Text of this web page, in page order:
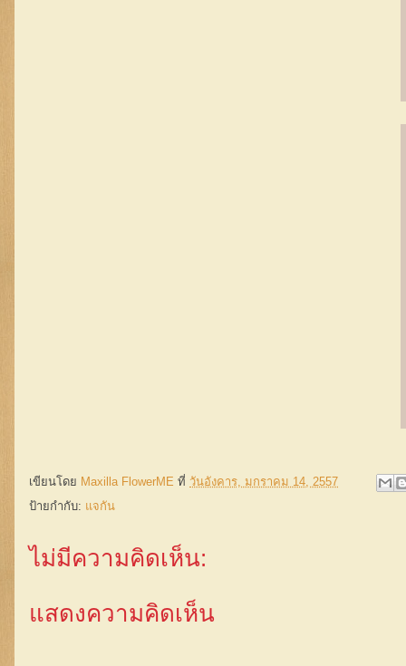
เขียนโดย Maxilla FlowerME ที่ วันอังคาร, มกราคม 14, 2557
ป้ายกำกับ: แจกัน
ไม่มีความคิดเห็น:
แสดงความคิดเห็น